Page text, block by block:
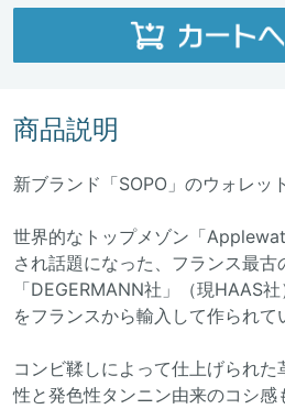
商品説明
新ブランド「SOPO」のウォレッ
世界的なトップメゾン「
され話題になった、フランス最古
「DEGERMANN社」（現HAAS
をフランスから輸入して作られて
コンビ鞣しによって仕上げられ
性と発色性タンニン由来のコシ感